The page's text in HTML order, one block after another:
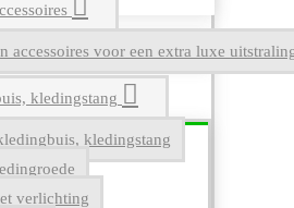
accessoires voor een extra luxe
kledingstang
kledingstang
verlichting